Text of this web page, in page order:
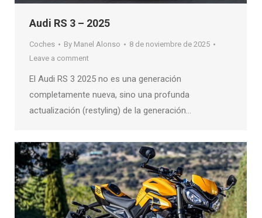
Audi RS 3 – 2025
Coches By Manel Alonso
8 de noviembre de 2025
Leave a comment
El Audi RS 3 2025 no es una generación
completamente nueva, sino una profunda
actualización (restyling) de la generación…